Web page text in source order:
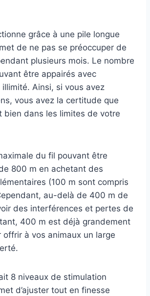
grâce à une pile longue
de ne pas se préoccuper de
plusieurs mois. Le nombre
être appairés avec
illimité. Ainsi, si vous avez
vous avez la certitude que
bien dans les limites de votre
du fil pouvant être
800 m en achetant des
(100 m sont compris
au-delà de 400 m de
des interférences et pertes de
400 m est déjà grandement
offrir à vos animaux un large
8 niveaux de stimulation
d’ajuster tout en finesse